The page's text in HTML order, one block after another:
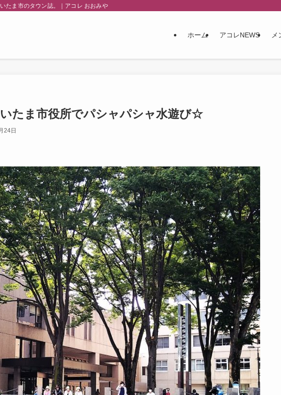
たま市のタウン誌。｜アコレ おおみや
ホーム アコレNEWS
いたま市役所でパシャパシャ水遊び☆
24日